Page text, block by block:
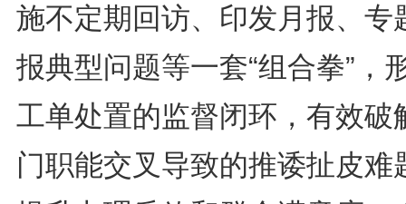
施不定期回访、印发月报、专
报典型问题等一套“组合拳”，
工单处置的监督闭环，有效破
门职能交叉导致的推诿扯皮难